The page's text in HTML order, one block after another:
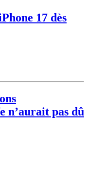
17 dès
n’aurait pas dû